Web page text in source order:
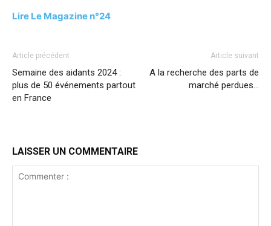
Lire Le Magazine n°24
Article précédent
Semaine des aidants 2024 :
plus de 50 événements partout
en France
Article suivant
A la recherche des parts de
marché perdues…
LAISSER UN COMMENTAIRE